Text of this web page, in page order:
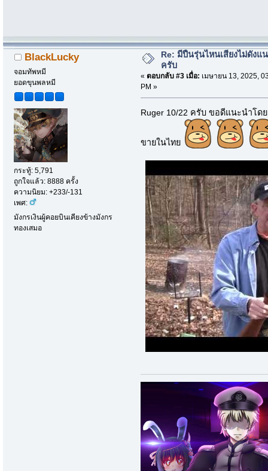
BlackLucky
จอมทัพหมี
ยอดขุนพลหมี
กระทู้: 5,791
ถูกใจแล้ว: 8888 ครั้ง
ความนิยม: +233/-131
เพศ:
มังกรเงินผู้คอยบินเคียงข้างมังกร
ทองเสมอ
Re: มีปืนรุ่นไหนเสียงไม่ดังแ
ครับ
« ตอบกลับ #3 เมื่อ: เมษายน 13, 2025,
PM »
Ruger 10/22 ครับ ขอดีแนะนำโ
ขายในไทย